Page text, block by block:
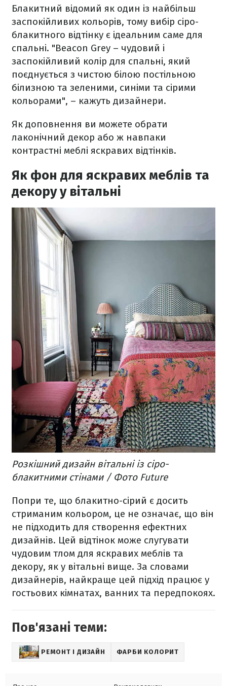
Блакитний відомий як один із найбільш
заспокійливих кольорів, тому вибір сіро-
блакитного відтінку є ідеальним саме для
спальні. "Beacon Grey – чудовий і
заспокійливий колір для спальні, який
поєднується з чистою білою постільною
білизною та зеленими, синіми та сірими
кольорами", – кажуть дизайнери.
Як доповнення ви можете обрати
лаконічний декор або ж навпаки
контрастні меблі яскравих відтінків.
Як фон для яскравих меблів та
декору у вітальні
Розкішний дизайн вітальні із сіро-
блакитними стінами / Фото Future
Попри те, що блакитно-сірий є досить
стриманим кольором, це не означає, що він
не підходить для створення ефектних
дизайнів. Цей відтінок може слугувати
чудовим тлом для яскравих меблів та
декору, як у вітальні вище. За словами
дизайнерів, найкраще цей підхід працює у
гостьових кімнатах, ванних та передпокоях.
Пов'язані теми:
РЕМОНТ І ДИЗАЙН ФАРБИ КОЛОРИТ